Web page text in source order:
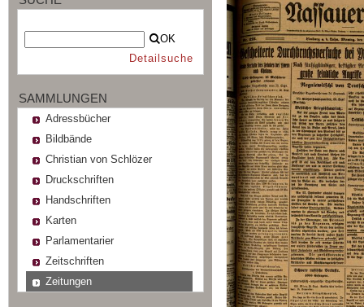
OK
Detailsuche
SAMMLUNGEN
Adressbücher
Bildbände
Christian von Schlözer
Druckschriften
Handschriften
Karten
Parlamentarier
Zeitschriften
Zeitungen